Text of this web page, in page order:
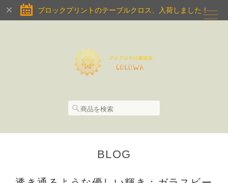
ブロックプリントのテーブルクロス、入荷しました！
BLOG